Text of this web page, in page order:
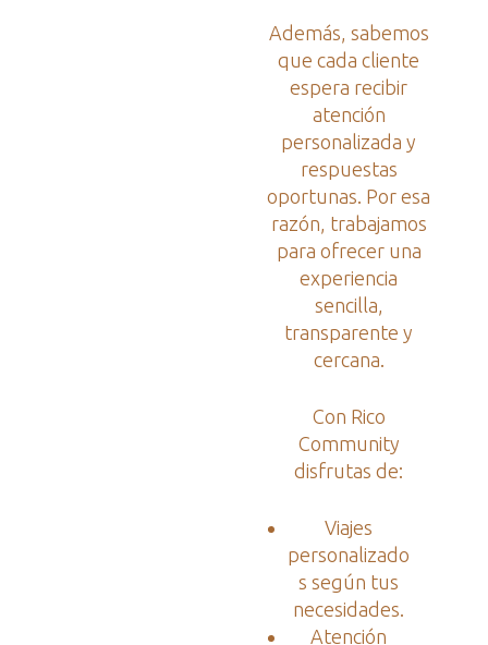
Además, sabemos
que cada cliente
espera recibir
atención
personalizada y
respuestas
oportunas. Por esa
razón, trabajamos
para ofrecer una
experiencia
sencilla,
transparente y
cercana.
Con Rico
Community
disfrutas de:
Viajes
personalizado
s según tus
necesidades.
Atención